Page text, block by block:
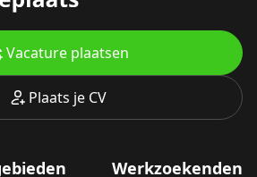
Plaats je CV
Vacature plaatsen
Werkzoekenden